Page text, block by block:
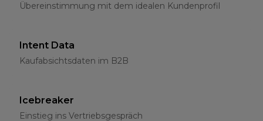
Übereinstimmung mit dem idealen Kundenprofil
Intent Data
Kaufabsichtsdaten im B2B
Icebreaker
Einstieg ins Vertriebsgespräch